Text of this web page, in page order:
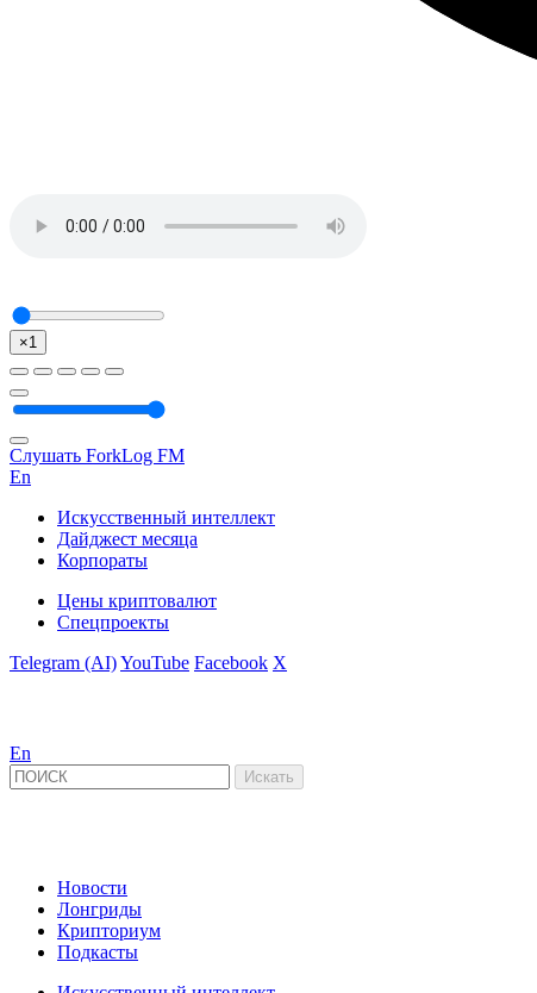
×1
Слушать ForkLog FM
En
Искусственный интеллект
Дайджест месяца
Корпораты
Цены криптовалют
Спецпроекты
Telegram (AI)YouTube Facebook X
En
Новости
Лонгриды
Крипториум
Подкасты